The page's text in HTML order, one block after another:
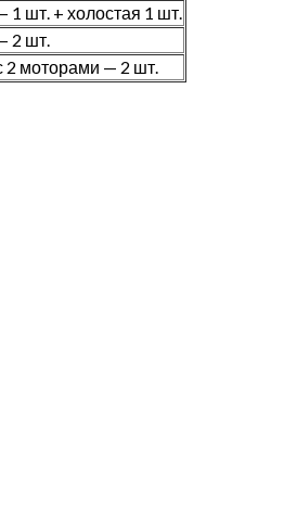
1 шт. + холостая 1 шт.
2 шт.
2 моторами — 2 шт.